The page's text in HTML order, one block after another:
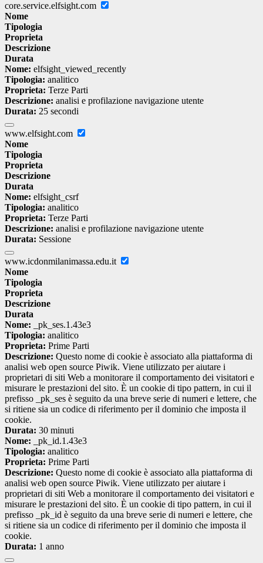
core.service.elfsight.com
Nome
Tipologia
Proprieta
Descrizione
Durata
Nome: elfsight_viewed_recently
Tipologia: analitico
Proprieta: Terze Parti
Descrizione: analisi e profilazione navigazione utente
Durata: 25 secondi
www.elfsight.com
Nome
Tipologia
Proprieta
Descrizione
Durata
Nome: elfsight_csrf
Tipologia: analitico
Proprieta: Terze Parti
Descrizione: analisi e profilazione navigazione utente
Durata: Sessione
www.icdonmilanimassa.edu.it
Nome
Tipologia
Proprieta
Descrizione
Durata
Nome: _pk_ses.1.43e3
Tipologia: analitico
Proprieta: Prime Parti
Descrizione: Questo nome di cookie è associato alla piattaforma di
analisi web open source Piwik. Viene utilizzato per aiutare i
proprietari di siti Web a monitorare il comportamento dei visitatori e
misurare le prestazioni del sito. È un cookie di tipo pattern, in cui il
prefisso _pk_ses è seguito da una breve serie di numeri e lettere, che
si ritiene sia un codice di riferimento per il dominio che imposta il
cookie.
Durata: 30 minuti
Nome: _pk_id.1.43e3
Tipologia: analitico
Proprieta: Prime Parti
Descrizione: Questo nome di cookie è associato alla piattaforma di
analisi web open source Piwik. Viene utilizzato per aiutare i
proprietari di siti Web a monitorare il comportamento dei visitatori e
misurare le prestazioni del sito. È un cookie di tipo pattern, in cui il
prefisso _pk_id è seguito da una breve serie di numeri e lettere, che
si ritiene sia un codice di riferimento per il dominio che imposta il
cookie.
Durata: 1 anno